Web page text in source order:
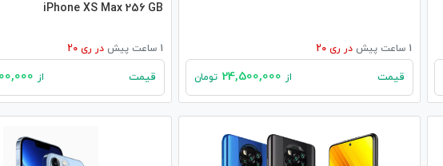
1 ساعت پیش در ری 20
قیمت از تومان
iPhone XS Max 256 GB
1 ساعت پیش در ری 20
قیمت از